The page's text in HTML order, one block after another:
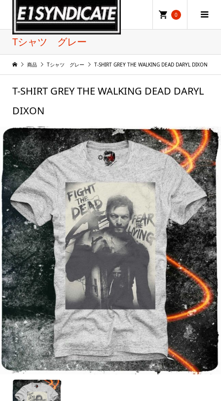
0
Tシャツ グレー
商品 Tシャツ グレー T-SHIRT GREY THE WALKING DEAD DARYL DIXON
T-SHIRT GREY THE WALKING DEAD DARYL
DIXON